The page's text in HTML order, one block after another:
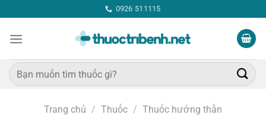
qua
nội
0926 511115
Tìm
kiếm:
Trang chủ / Thuốc / Thuốc hướng thần